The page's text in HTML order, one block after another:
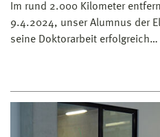
Im rund 2.000 Kilometer
9.4.2024, unser Alumnus der
seine Doktorarbeit erfolgreich…